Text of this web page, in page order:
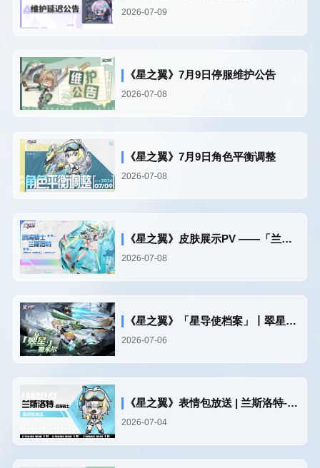
2026-07-09
《星之翼》7月9日停服维护公告
2026-07-08
《星之翼》7月9日角色平衡调整
2026-07-08
《星之翼》皮肤展示PV ——「兰斯洛特-浪涛骑士」
2026-07-08
《星之翼》「星导使档案」丨翠星-蕾米尔
2026-07-06
《星之翼》表情包放送 | 兰斯洛特-浪涛骑士篇
2026-07-04